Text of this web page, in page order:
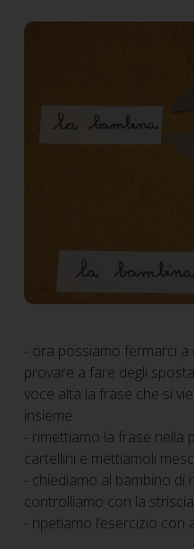
- ora possiamo fermarci a
provare a fare degli
voce alta la frase che si
insieme
- rimettiamo la frase nella
cartellini e mettiamoli
- chiediamo al bambino di
controlliamo con la
- ripetiamo l’esercizio con